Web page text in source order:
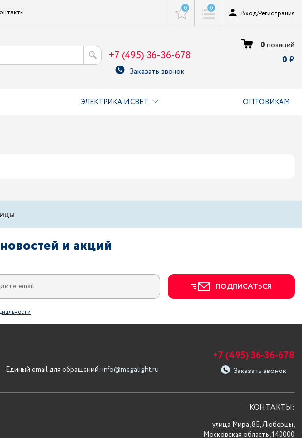
0 0
Вход/Регистрация
+7 (495) 36-36-678
Заказать звонок
0позиций
0
ЭЛЕКТРИКА И СВЕТ ОПТОВИКАМ
и акций
ПОДПИСАТЬСЯ
Единый email для обращений: info@megalight.ru
+7 (495) 36-36-678
Заказать звонок
КОНТАКТЫ:
улица Мира, 8Б, Люберцы,
Московская область, 140000